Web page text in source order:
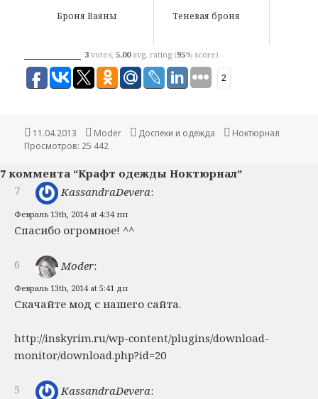
Броня Ваяны Теневая броня
3 votes,5.00avg. rating (95% score)
2
Опубликовано
11.04.2013 Автор
Moder Рубрики
Доспехи и одежда Метки
Ноктюрнал
Просмотров: 25 442
7 коммента “Крафт одежды Ноктюрнал”
7
KassandraDevera:
Февраль 13th, 2014 at 4:34 пп
Спасибо огромное! ^^
6 Moder:
Февраль 13th, 2014 at 5:41 дп
Скачайте мод с нашего сайта.
http://inskyrim.ru/wp-content/plugins/download-
monitor/download.php?id=20
5 KassandraDevera: